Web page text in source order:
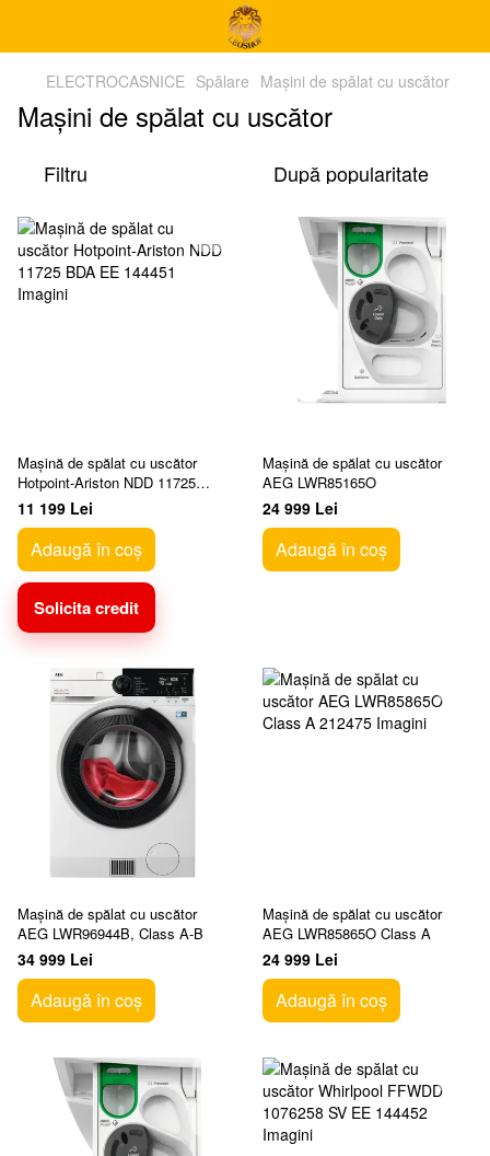
ELECTROCASNICE Spălare Mașini de spălat cu uscător
Mașini de spălat cu uscător
Filtru După popularitate
Mașină de spălat cu uscător
Hotpoint-Ariston NDD 11725
BDA EE
11 199 Lei
Adaugă în coș
Solicita credit
Mașină de spălat cu uscător
AEG LWR85165O
24 999 Lei
Adaugă în coș
Mașină de spălat cu uscător
AEG LWR96944B, Class A-B
34 999 Lei
Adaugă în coș
Mașină de spălat cu uscător
AEG LWR85865O Class A
24 999 Lei
Adaugă în coș